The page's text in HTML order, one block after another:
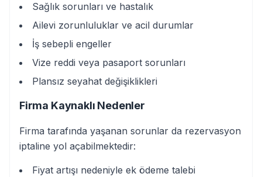
Sağlık sorunları ve hastalık
Ailevi zorunluluklar ve acil durumlar
İş sebepli engeller
Vize reddi veya pasaport sorunları
Plansız seyahat değişiklikleri
Firma Kaynaklı Nedenler
Firma tarafında yaşanan sorunlar da rezervasyon
iptaline yol açabilmektedir:
Fiyat artışı nedeniyle ek ödeme talebi